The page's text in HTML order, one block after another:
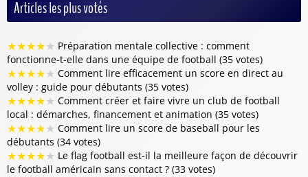
Articles les plus votés
★★★★★ Préparation mentale collective : comment
fonctionne-t-elle dans une équipe de football (35 votes)
★★★★★ Comment lire efficacement un score en direct au
volley : guide pour débutants (35 votes)
★★★★★ Comment créer et faire vivre un club de football
local : démarches, financement et animation (35 votes)
★★★★★ Comment lire un score de baseball pour les
débutants (34 votes)
★★★★★ Le flag football est-il la meilleure façon de découvrir
le football américain sans contact ? (33 votes)